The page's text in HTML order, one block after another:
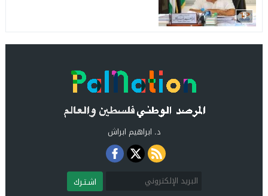
5
د. ابراهيم ابراش
اشـتـرك